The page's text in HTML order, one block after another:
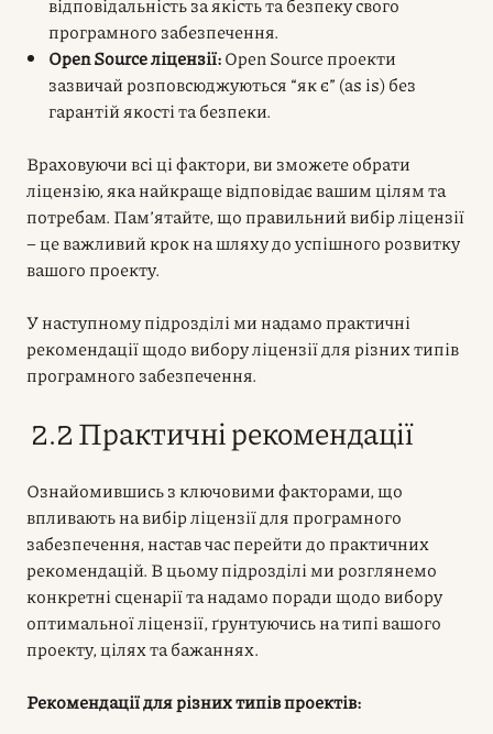
програмного забезпечення.
Open Source ліцензії:Open Source проекти
зазвичай розповсюджуються “як є” (as is) без
гарантій якості та безпеки.
Враховуючи всі ці фактори, ви зможете обрати
ліцензію, яка найкраще відповідає вашим цілям та
потребам. Пам’ятайте, що правильний вибір ліцензії
– це важливий крок на шляху до успішного розвитку
вашого проекту.
У наступному підрозділі ми надамо практичні
рекомендації щодо вибору ліцензії для різних типів
програмного забезпечення.
2.2 Практичні рекомендації
Ознайомившись з ключовими факторами, що
впливають на вибір ліцензії для програмного
забезпечення, настав час перейти до практичних
рекомендацій. В цьому підрозділі ми розглянемо
конкретні сценарії та надамо поради щодо вибору
оптимальної ліцензії, ґрунтуючись на типі вашого
проекту, цілях та бажаннях.
Рекомендації для різних типів проектів: